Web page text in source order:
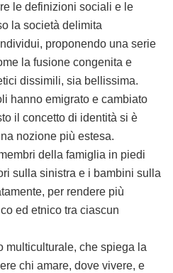
le definizioni sociali e le
la società delimita
proponendo una serie
la fusione congenita e
dissimili, sia bellissima.
hanno emigrato e cambiato
il concetto di identità si è
nozione più estesa.
della famiglia in piedi
sulla sinistra e i bambini sulla
per rendere più
ed etnico tra ciascun
multiculturale, che spiega la
chi amare, dove vivere, e